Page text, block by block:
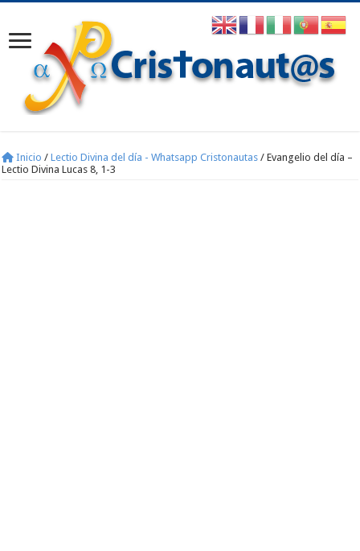
Inicio / Lectio Divina del día - Whatsapp Cristonautas / Evangelio del día –
Lectio Divina Lucas 8, 1-3